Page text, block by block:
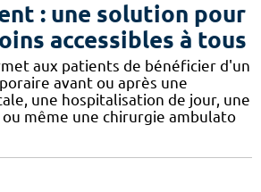
: une solution pour
accessibles à tous
aux patients de bénéficier d'un
avant ou après une
une hospitalisation de jour, une
même une chirurgie ambulato